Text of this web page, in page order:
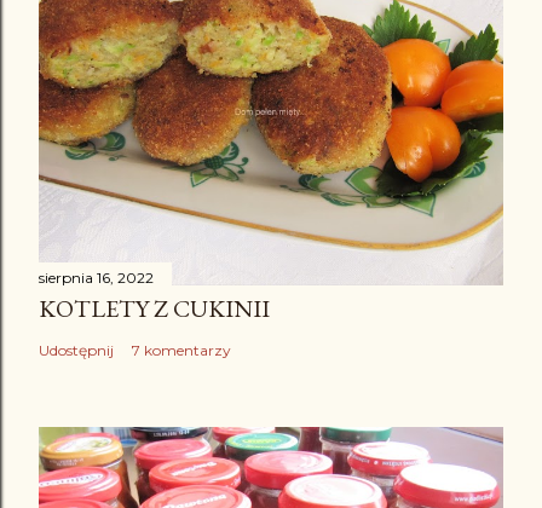
z
sierpnia 16, 2022
KOTLETY Z CUKINII
Udostępnij 7 komentarzy